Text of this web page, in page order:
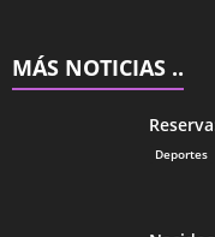
MÁS NOTICIAS ..
Deportes